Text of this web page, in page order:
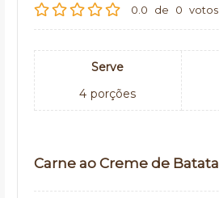
0.0 de 0 votos
Serve
4 porções
Carne ao Creme de Batata